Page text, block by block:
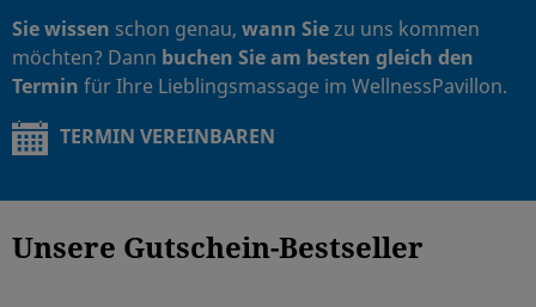
Sie wissen schon genau, wann Siezu uns kommen
möchten? Dann buchen Sie am besten gleich den
Termin für Ihre Lieblingsmassage im WellnessPavillon.
TERMIN VEREINBAREN
Unsere Gutschein-Bestseller